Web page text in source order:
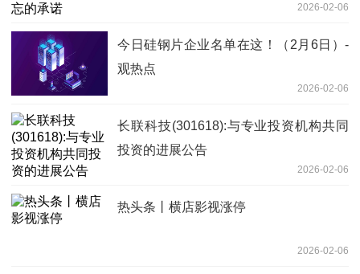
2026-02-06
今日硅钢片企业名单在这！（2月6日）-
观热点
2026-02-06
长联科技(301618):与专业投资机构共同
投资的进展公告
2026-02-06
热头条丨横店影视涨停
2026-02-06